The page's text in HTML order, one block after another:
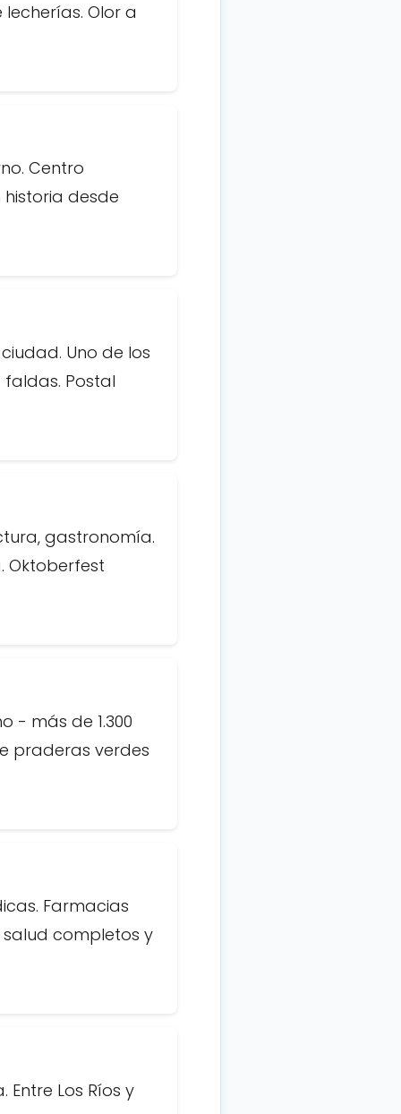
Olor a
Centro
desde
Uno de los
faldas. Postal
gastronomía.
Oktoberfest
- más de 1.300
praderas verdes
Farmacias
salud completos y
Entre Los Ríos y